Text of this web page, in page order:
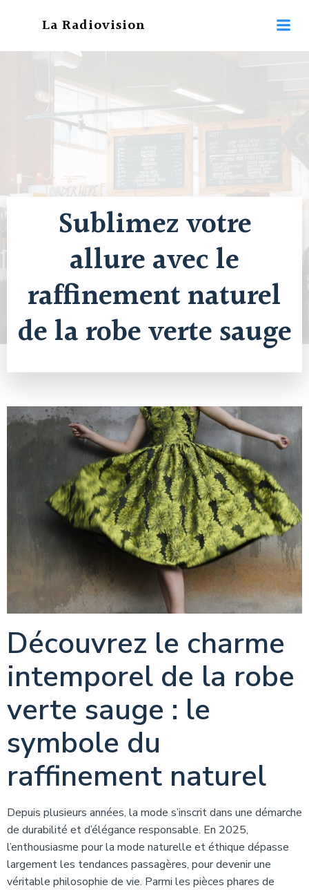
La Radiovision
Sublimez votre
allure avec le
raffinement naturel
de la robe verte sauge
Découvrez le charme
intemporel de la robe
verte sauge : le
symbole du
raffinement naturel
Depuis plusieurs années, la mode s’inscrit dans une démarche
de durabilité et d’élégance responsable. En 2025,
l’enthousiasme pour la mode naturelle et éthique dépasse
largement les tendances passagères, pour devenir une
véritable philosophie de vie. Parmi les pièces phares de